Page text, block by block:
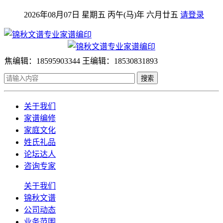
2026年08月07日 星期五 丙午(马)年 六月廿五 请登录
焦编辑：18595903344 王编辑：18530831893
搜索
关于我们
家谱编修
家庭文化
姓氏礼品
论坛达人
咨询专家
关于我们
锦秋文谱
公司动态